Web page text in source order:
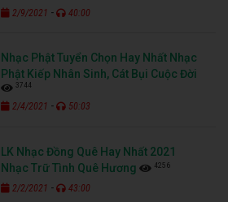
2/9/2021 - 40:00
Nhạc Phật Tuyển Chọn Hay Nhất Nhạc
Phật Kiếp Nhân Sinh, Cát Bụi Cuộc Đời
3744
2/4/2021 - 50:03
LK Nhạc Đồng Quê Hay Nhất 2021
Nhạc Trữ Tình Quê Hương
4256
2/2/2021 - 43:00